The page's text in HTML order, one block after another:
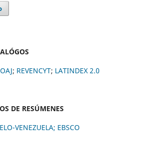
; REVENCYT; LATINDEX 2.0
DE RESÚMENES
VENEZUELA; EBSCO